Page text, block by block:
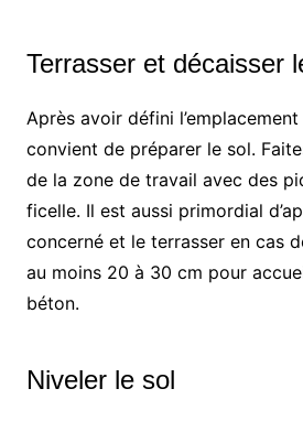
Terrasser et décaisser
Après avoir défini
convient de préparer le sol.
de la zone de travail avec des
ficelle. Il est aussi primordial
concerné et le terrasser en cas
au moins 20 à 30 cm pour
béton.
Niveler le sol